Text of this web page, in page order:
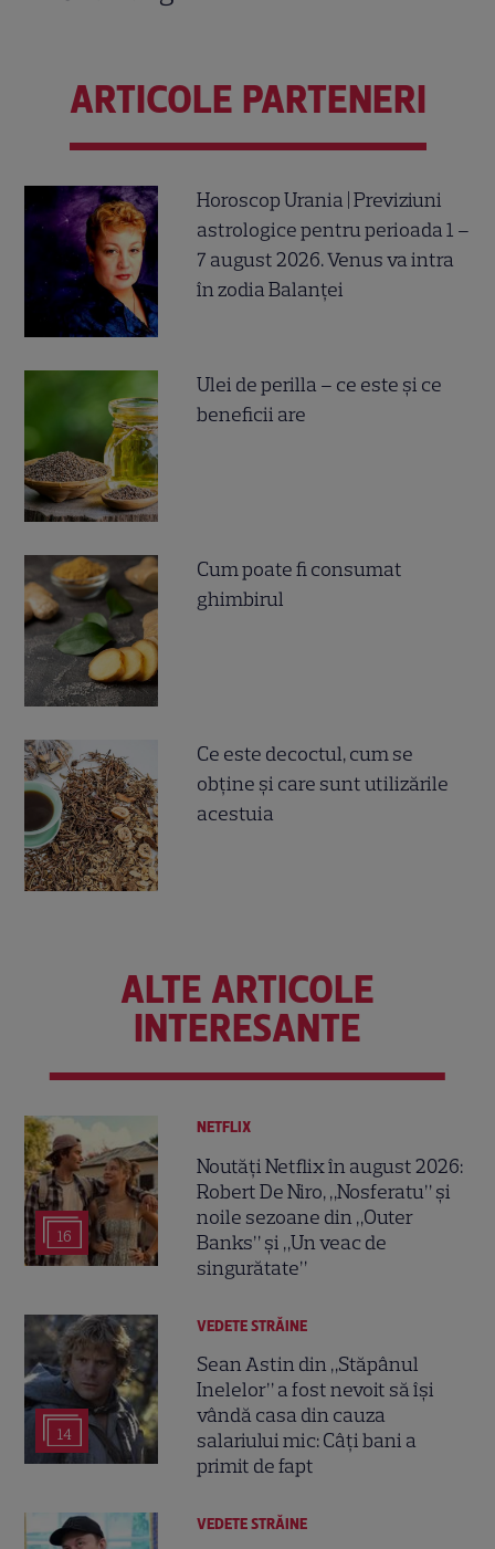
ARTICOLE PARTENERI
Horoscop Urania | Previziuni
astrologice pentru perioada 1 –
7 august 2026. Venus va intra
în zodia Balanței
Ulei de perilla – ce este și ce
beneficii are
Cum poate fi consumat
ghimbirul
Ce este decoctul, cum se
obţine şi care sunt utilizările
acestuia
ALTE ARTICOLE
INTERESANTE
16
NETFLIX
Noutăți Netflix în august 2026:
Robert De Niro, „Nosferatu” și
noile sezoane din „Outer
Banks” și „Un veac de
singurătate”
14
VEDETE STRĂINE
Sean Astin din „Stăpânul
Inelelor” a fost nevoit să își
vândă casa din cauza
salariului mic: Câți bani a
primit de fapt
VEDETE STRĂINE